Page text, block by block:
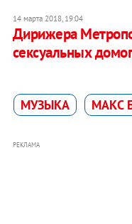
14 марта 2018, 19:04
Дирижера
сексуальных
МУЗЫКА МАКС
РЕКЛАМА